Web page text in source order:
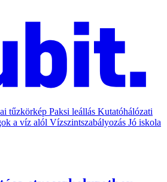
tűzkörkép Paksi leállás Kutatóhálózati
a víz alól Vízszintszabályozás Jó iskola